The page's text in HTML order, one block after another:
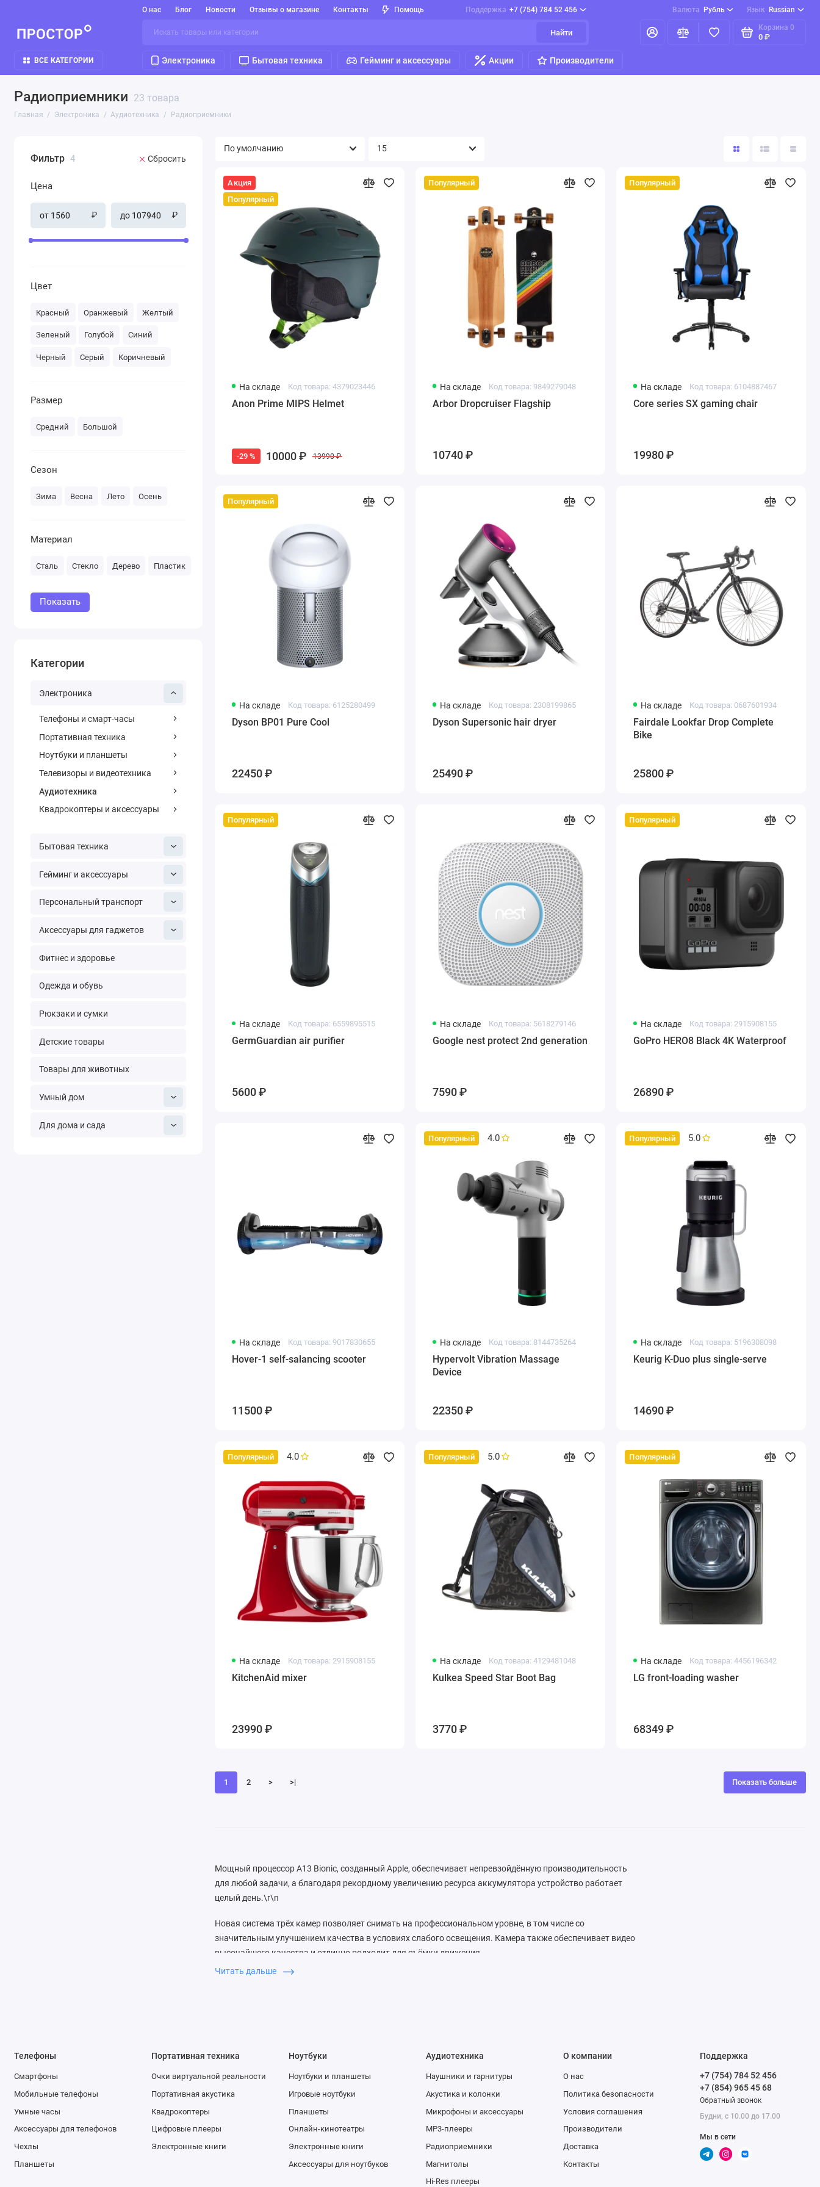
О нас Блог Новости Отзывы о магазине Контакты Помощь Поддержка +7 (754) 784 52 456 Валюта Рубль Язык Russian
Найти
Корзина 0
0 ₽
ВСЕ КАТЕГОРИИ Электроника Бытовая техника Гейминг и аксессуары Акции Производители
Радиоприемники 23 товара
Главная Электроника Аудиотехника Радиоприемники
Фильтр 4 Сбросить
Цена
₽ ₽
Цвет
Красный Оранжевый Желтый
Зеленый Голубой Синий
Черный Серый Коричневый
Размер
Средний Большой
Сезон
Зима Весна Лето Осень
Материал
Сталь Стекло Дерево Пластик
Показать
Категории
Электроника
Телефоны и смарт-часы
Портативная техника
Ноутбуки и планшеты
Телевизоры и видеотехника
Аудиотехника
Квадрокоптеры и аксессуары
Бытовая техника
Гейминг и аксессуары
Персональный транспорт
Аксессуары для гаджетов
Фитнес и здоровье
Одежда и обувь
Рюкзаки и сумки
Детские товары
Товары для животных
Умный дом
Для дома и сада
Акция
Популярный
На складе Код товара: 4379023446
Anon Prime MIPS Helmet
-29 % 10000 ₽ 13990 ₽
Популярный
На складе Код товара: 9849279048
Arbor Dropcruiser Flagship
10740 ₽
Популярный
На складе Код товара: 6104887467
Core series SX gaming chair
19980 ₽
Популярный
На складе Код товара: 6125280499
Dyson BP01 Pure Cool
22450 ₽
На складе Код товара: 2308199865
Dyson Supersonic hair dryer
25490 ₽
На складе Код товара: 0687601934
Fairdale Lookfar Drop Complete
Bike
25800 ₽
Популярный
На складе Код товара: 6559895515
GermGuardian air purifier
5600 ₽
На складе Код товара: 5618279146
Google nest protect 2nd generation
7590 ₽
Популярный
На складе Код товара: 2915908155
GoPro HERO8 Black 4K Waterproof
26890 ₽
На складе Код товара: 9017830655
Hover-1 self-salancing scooter
11500 ₽
Популярный 4.0
На складе Код товара: 8144735264
Hypervolt Vibration Massage
Device
22350 ₽
Популярный 5.0
На складе Код товара: 5196308098
Keurig K-Duo plus single-serve
14690 ₽
Популярный 4.0
На складе Код товара: 2915908155
KitchenAid mixer
23990 ₽
Популярный 5.0
На складе Код товара: 4129481048
Kulkea Speed Star Boot Bag
3770 ₽
Популярный
На складе Код товара: 4456196342
LG front-loading washer
68349 ₽
1 2 > >| Показать больше
Мощный процессор A13 Bionic, созданный Apple, обеспечивает непревзойдённую производительность
для любой задачи, а благодаря рекордному увеличению ресурса аккумулятора устройство работает
целый день.\r\n
Новая система трёх камер позволяет снимать на профессиональном уровне, в том числе со
значительным улучшением качества в условиях слабого освещения. Камера также обеспечивает видео
высочайшего качества и отлично подходит для съёмки движения.
Переключаться между тремя камерами очень легко, а функция аудиозума сопоставляет источник звука
Благодаря тесной интеграции аппаратного и программного обеспечения, доступной только Apple,
камеры iPhone 11 Pro Max выводят съемку на совершено новый уровень. Сверхширокоугольная камера
фундаментально меняет возможности фотосъёмки: объектив захватывает в четыре раза больше
изображения, поэтому вы сможете легко снимать пейзажи, архитектуру или делать фото с близкого
Pixels, а передовое программное обеспечение позволило создать Ночной режим. Он включается при
слабом освещении и позволяет делать яркие снимки с естественными цветами и низким уровнем шума
как на улице, так и в помещении.
Читать дальше
Телефоны
Смартфоны
Мобильные телефоны
Умные часы
Аксессуары для телефонов
Чехлы
Планшеты
Портативная техника
Очки виртуальной реальности
Портативная акустика
Квадрокоптеры
Цифровые плееры
Электронные книги
Ноутбуки
Ноутбуки и планшеты
Игровые ноутбуки
Планшеты
Онлайн-кинотеатры
Электронные книги
Аксессуары для ноутбуков
Аудиотехника
Наушники и гарнитуры
Акустика и колонки
Микрофоны и аксессуары
MP3-плееры
Радиоприемники
Магнитолы
Hi-Res плееры
О компании
О нас
Политика безопасности
Условия соглашения
Производители
Доставка
Контакты
Поддержка
+7 (754) 784 52 456
+7 (854) 965 45 68
Обратный звонок
Будни, с 10.00 до 17.00
Мы в сети